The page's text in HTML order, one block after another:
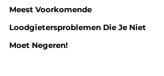
Meest Voorkomende
Loodgietersproblemen Die Je Niet
Moet Negeren!